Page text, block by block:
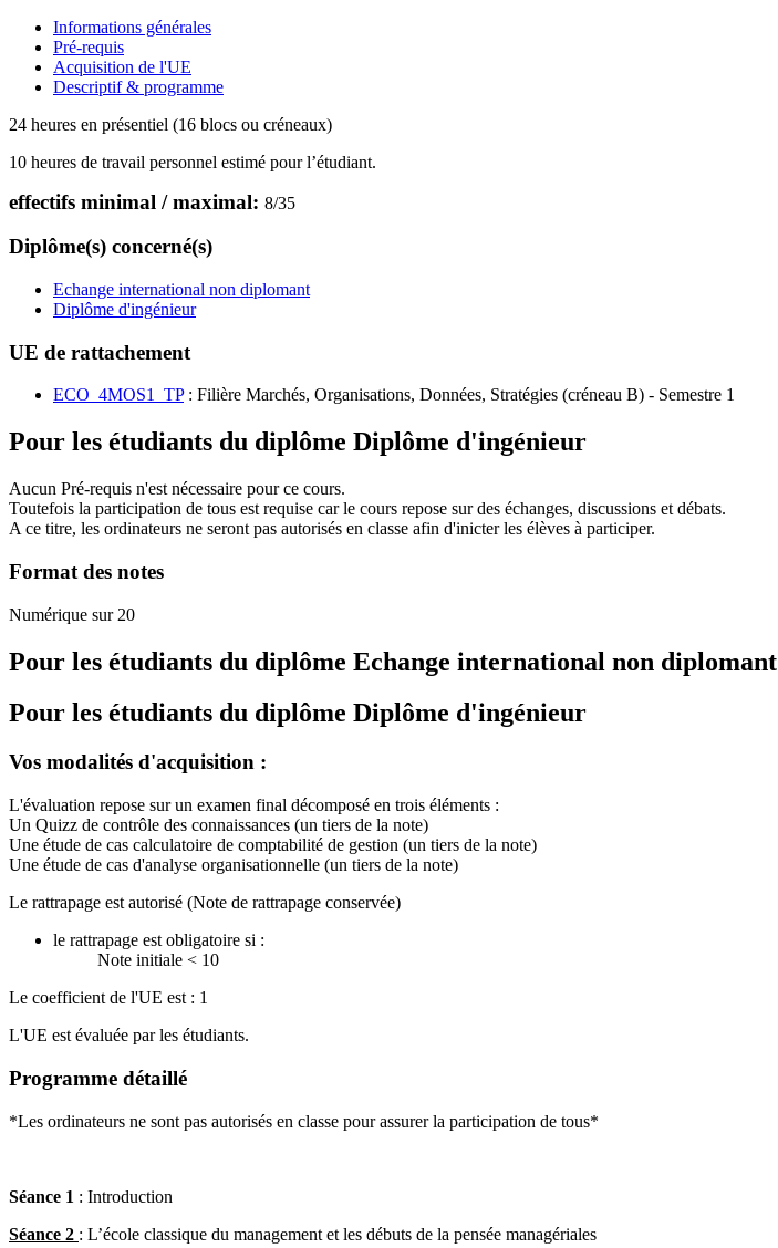
Informations générales
Pré-requis
Acquisition de l'UE
Descriptif & programme
24 heures en présentiel (16 blocs ou créneaux)
10 heures de travail personnel estimé pour l’étudiant.
effectifs minimal / maximal: 8/35
Diplôme(s) concerné(s)
Echange international non diplomant
Diplôme d'ingénieur
UE de rattachement
ECO_4MOS1_TP: Filière Marchés, Organisations, Données, Stratégies (créneau B) - Semestre 1
Pour les étudiants du diplôme Diplôme d'ingénieur
Aucun Pré-requis n'est nécessaire pour ce cours.
Toutefois la participation de tous est requise car le cours repose sur des échanges, discussions et débats.
A ce titre, les ordinateurs ne seront pas autorisés en classe afin d'inicter les élèves à participer.
Format des notes
Numérique sur 20
Pour les étudiants du diplôme Echange international non diplomant
Pour les étudiants du diplôme Diplôme d'ingénieur
Vos modalités d'acquisition :
L'évaluation repose sur un examen final décomposé en trois éléments :
Un Quizz de contrôle des connaissances (un tiers de la note)
Une étude de cas calculatoire de comptabilité de gestion (un tiers de la note)
Une étude de cas d'analyse organisationnelle (un tiers de la note)
Le rattrapage est autorisé (Note de rattrapage conservée)
le rattrapage est obligatoire si :
Note initiale < 10
Le coefficient de l'UE est : 1
L'UE est évaluée par les étudiants.
Programme détaillé
*Les ordinateurs ne sont pas autorisés en classe pour assurer la participation de tous*
Séance 1 : Introduction
Séance 2 : L’école classique du management et les débuts de la pensée managériales